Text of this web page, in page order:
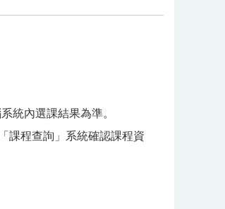
統內選課結果為準。
課程查詢」系統確認課程資